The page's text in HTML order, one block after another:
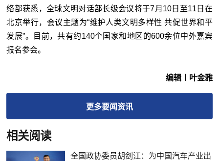
络部获悉，全球文明对话部长级会议将于7月10日至11日在
北京举行，会议主题为“维护人类文明多样性 共促世界和平
发展”。目前，共有约140个国家和地区的600余位中外嘉宾
报名参会。
编辑︱叶金雅
更多要闻资讯
相关阅读
全国政协委员胡剑江：为中国汽车产业出